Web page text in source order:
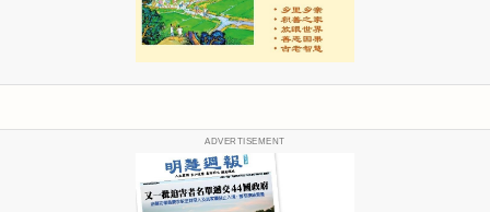
ADVERTISEMENT